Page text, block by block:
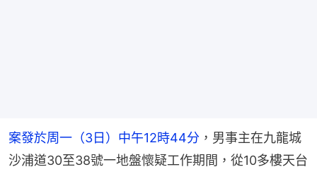
案發於周一（3日）中午12時44分 ，男事主在九龍城
沙浦道30至38號一地盤懷疑工作期間，從10多樓天台